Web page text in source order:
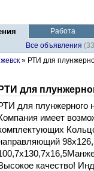
Работа
Все объявления
» РТИ для
РТИ для
для плунжерного
имеет
качество!